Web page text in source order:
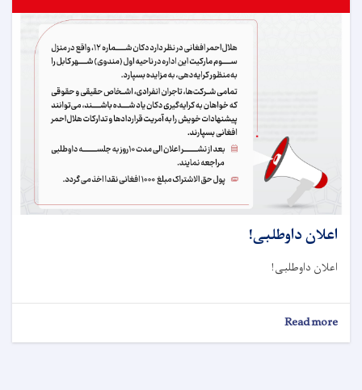
اعلان داوطلبی!
اعلان داوطلبی!
Read more
اعلان